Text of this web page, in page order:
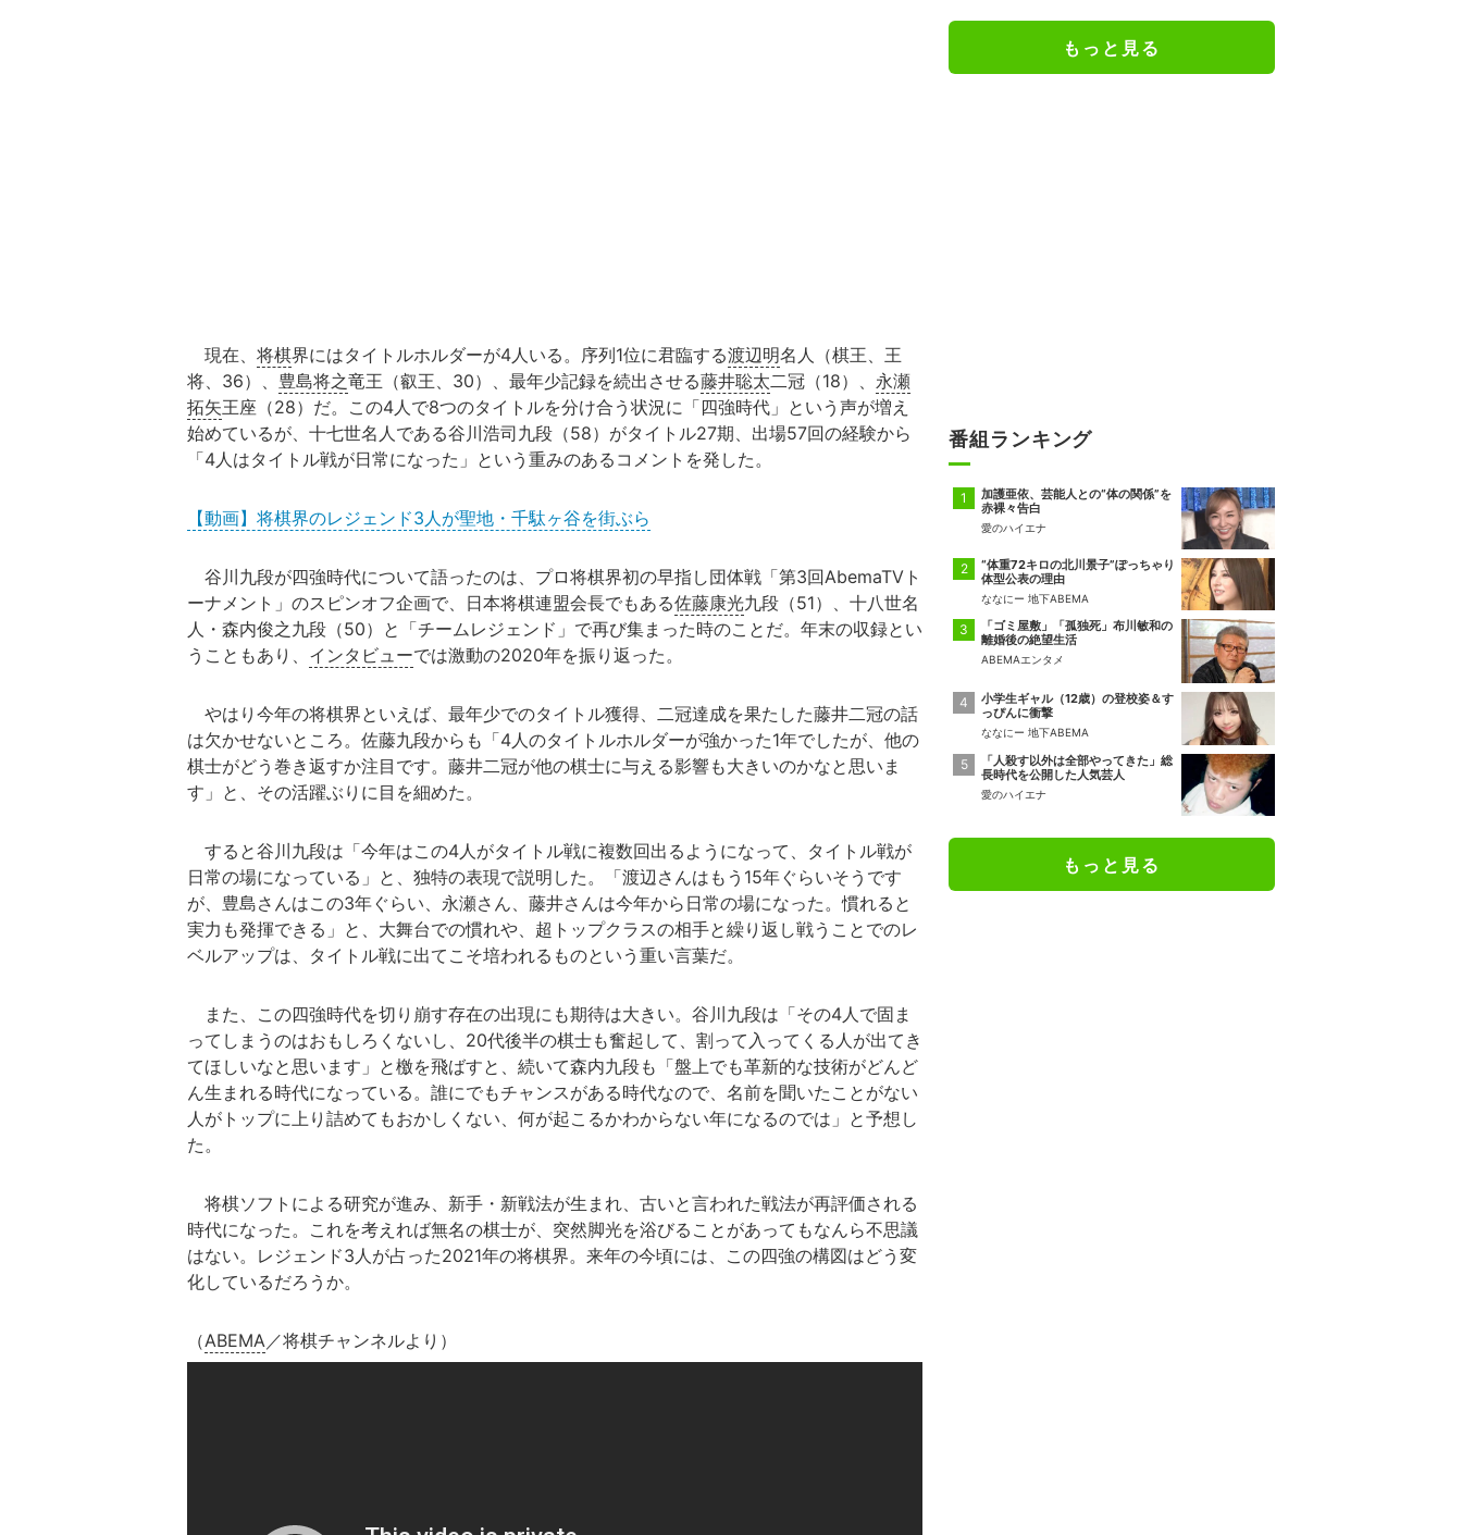
現在、 将棋界にはタイトルホルダーが4人いる。序列1位に君臨する渡辺明名人（棋王、王
将、36）、 豊島将之竜王（叡王、30）、最年少記録を続出させる藤井聡太二冠（18）、 永瀬
拓矢王座（28）だ。この4人で8つのタイトルを分け合う状況に「四強時代」という声が増え
始めているが、十七世名人である谷川浩司九段（58）がタイトル27期、出場57回の経験から
「4人はタイトル戦が日常になった」という重みのあるコメントを発した。
【動画】将棋界のレジェンド3人が聖地・千駄ヶ谷を街ぶら
谷川九段が四強時代について語ったのは、プロ将棋界初の早指し団体戦「第3回AbemaTVト
ーナメント」のスピンオフ企画で、日本将棋連盟会長でもある佐藤康光九段（51）、十八世名
人・森内俊之九段（50）と「チームレジェンド」で再び集まった時のことだ。年末の収録とい
うこともあり、 インタビューでは激動の2020年を振り返った。
やはり今年の将棋界といえば、最年少でのタイトル獲得、二冠達成を果たした藤井二冠の話
は欠かせないところ。佐藤九段からも「4人のタイトルホルダーが強かった1年でしたが、他の
棋士がどう巻き返すか注目です。藤井二冠が他の棋士に与える影響も大きいのかなと思いま
す」と、その活躍ぶりに目を細めた。
すると谷川九段は「今年はこの4人がタイトル戦に複数回出るようになって、タイトル戦が
日常の場になっている」と、独特の表現で説明した。「渡辺さんはもう15年ぐらいそうです
が、豊島さんはこの3年ぐらい、永瀬さん、藤井さんは今年から日常の場になった。慣れると
実力も発揮できる」と、大舞台での慣れや、超トップクラスの相手と繰り返し戦うことでのレ
ベルアップは、タイトル戦に出てこそ培われるものという重い言葉だ。
また、この四強時代を切り崩す存在の出現にも期待は大きい。谷川九段は「その4人で固ま
ってしまうのはおもしろくないし、20代後半の棋士も奮起して、割って入ってくる人が出てき
てほしいなと思います」と檄を飛ばすと、続いて森内九段も「盤上でも革新的な技術がどんど
ん生まれる時代になっている。誰にでもチャンスがある時代なので、名前を聞いたことがない
人がトップに上り詰めてもおかしくない、何が起こるかわからない年になるのでは」と予想し
た。
将棋ソフトによる研究が進み、新手・新戦法が生まれ、古いと言われた戦法が再評価される
時代になった。これを考えれば無名の棋士が、突然脚光を浴びることがあってもなんら不思議
はない。レジェンド3人が占った2021年の将棋界。来年の今頃には、この四強の構図はどう変
化しているだろうか。
（ABEMA／将棋チャンネルより）
もっと見る
番組ランキング
加護亜依、芸能人との“体の関係”を
赤裸々告白
愛のハイエナ
“体重72キロの北川景子”ぽっちゃり
体型公表の理由
ななにー 地下ABEMA
「ゴミ屋敷」「孤独死」布川敏和の
離婚後の絶望生活
ABEMAエンタメ
小学生ギャル（12歳）の登校姿＆す
っぴんに衝撃
ななにー 地下ABEMA
「人殺す以外は全部やってきた」総
長時代を公開した人気芸人
愛のハイエナ
もっと見る